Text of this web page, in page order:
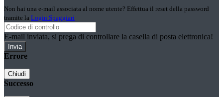
Non hai una e-mail associata al nome utente? Effettua il reset della password
tramite la Login Spaggiari
E-mail inviata, si prega di controllare la casella di posta elettronica!
Errore
Chiudi
Successo